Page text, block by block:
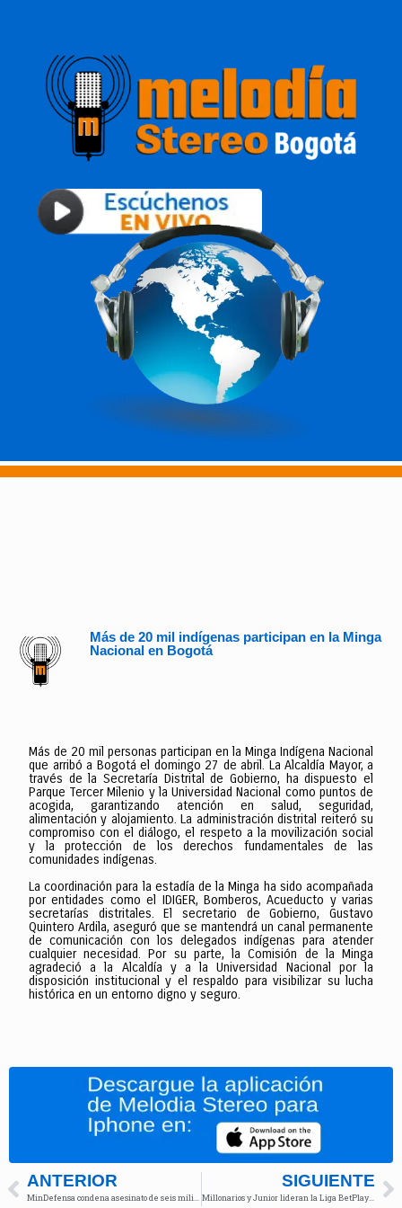
Más de 20 mil indígenas participan en la Minga
Nacional en Bogotá
Más de 20 mil personas participan en la Minga Indígena Nacional
que arribó a Bogotá el domingo 27 de abril. La Alcaldía Mayor, a
través de la Secretaría Distrital de Gobierno, ha dispuesto el
Parque Tercer Milenio y la Universidad Nacional como puntos de
acogida, garantizando atención en salud, seguridad,
alimentación y alojamiento. La administración distrital reiteró su
compromiso con el diálogo, el respeto a la movilización social
y la protección de los derechos fundamentales de las
comunidades indígenas.
La coordinación para la estadía de la Minga ha sido acompañada
por entidades como el IDIGER, Bomberos, Acueducto y varias
secretarías distritales. El secretario de Gobierno, Gustavo
Quintero Ardila, aseguró que se mantendrá un canal permanente
de comunicación con los delegados indígenas para atender
cualquier necesidad. Por su parte, la Comisión de la Minga
agradeció a la Alcaldía y a la Universidad Nacional por la
disposición institucional y el respaldo para visibilizar su lucha
histórica en un entorno digno y seguro.
ANTERIOR SIGUIENTE
Millonarios y Junior lideran la Liga BetPlay con 30 puntos tras jornada 16